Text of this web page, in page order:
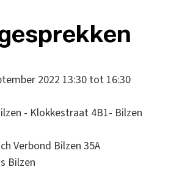
2022 13:30 tot 16:30
- Klokkestraat 4B1- Bilzen
Verbond Bilzen 35A
Bilzen